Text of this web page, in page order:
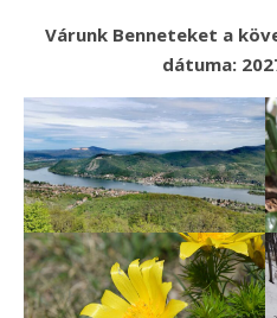
Várunk Benneteket a
dátuma: